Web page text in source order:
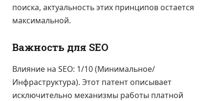
поиска, актуальность этих принципов остается
максимальной.
Важность для SEO
Влияние на SEO: 1/10 (Минимальное/
Инфраструктура). Этот патент описывает
исключительно механизмы работы платной